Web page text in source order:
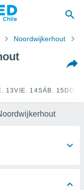
Noordwijkerhout
13VIE. 14SÁB. 15